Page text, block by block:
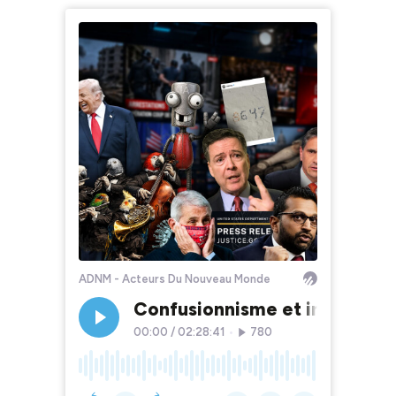
ADNM - Acteurs Du Nouveau Monde
Confusionnisme et
00:00 / 02:28:41 780